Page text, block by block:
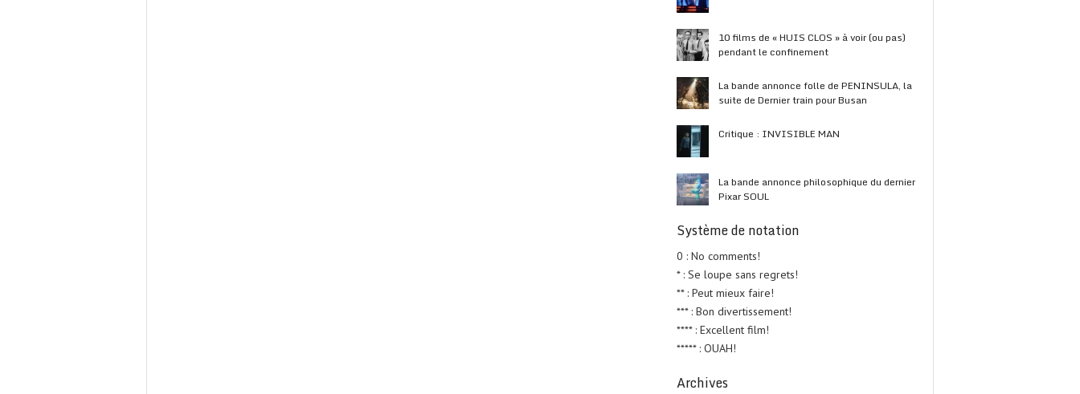
10 films de « HUIS CLOS » à voir (ou pas)
pendant le confinement
La bande annonce folle de PENINSULA, la
suite de Dernier train pour Busan
Critique : INVISIBLE MAN
La bande annonce philosophique du dernier
Pixar SOUL
Système de notation
0 : No comments!
* : Se loupe sans regrets!
** : Peut mieux faire!
*** : Bon divertissement!
**** : Excellent film!
***** : OUAH!
Archives